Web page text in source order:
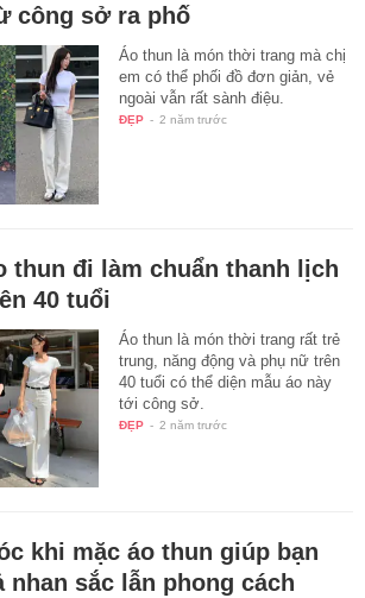
công sở ra phố
Áo thun là món thời trang mà chị
em có thể phối đồ đơn giản, vẻ
ngoài vẫn rất sành điệu.
ĐẸP - 2 năm trước
thun đi làm chuẩn thanh lịch
40 tuổi
Áo thun là món thời trang rất trẻ
trung, năng động và phụ nữ trên
40 tuổi có thể diện mẫu áo này
tới công sở.
ĐẸP - 2 năm trước
khi mặc áo thun giúp bạn
nhan sắc lẫn phong cách